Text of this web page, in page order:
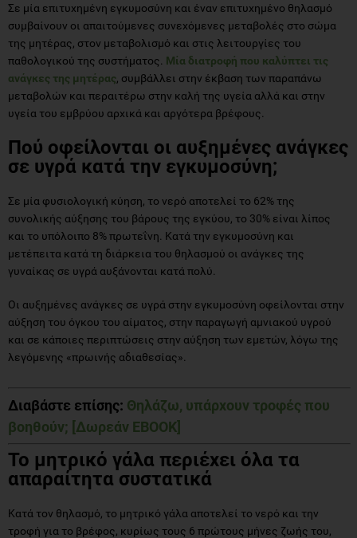
Σε μία επιτυχημένη εγκυμοσύνη και έναν επιτυχημένο θηλασμό
συμβαίνουν οι απαιτούμενες συνεχόμενες μεταβολές στο σώμα
της μητέρας, στον μεταβολισμό και στις λειτουργίες του
παθολογικού της συστήματος. Μία διατροφή που καλύπτει τις
ανάγκες της μητέρας, συμβάλλει στην έκβαση των παραπάνω
μεταβολών και περαιτέρω στην καλή της υγεία αλλά και στην
υγεία του εμβρύου αρχικά και αργότερα βρέφους.
Πού οφείλονται οι αυξημένες ανάγκες
σε υγρά κατά την εγκυμοσύνη;
Σε μία φυσιολογική κύηση, το νερό αποτελεί το 62% της
συνολικής αύξησης του βάρους της εγκύου, το 30% είναι λίπος
και το υπόλοιπο 8% πρωτεΐνη. Κατά την εγκυμοσύνη και
μετέπειτα κατά τη διάρκεια του θηλασμού οι ανάγκες της
γυναίκας σε υγρά αυξάνονται κατά πολύ.
Οι αυξημένες ανάγκες σε υγρά στην εγκυμοσύνη οφείλονται στην
αύξηση του όγκου του αίματος, στην παραγωγή αμνιακού υγρού
και σε κάποιες περιπτώσεις στην αύξηση των εμετών, λόγω της
λεγόμενης «πρωινής αδιαθεσίας».
Διαβάστε επίσης: Θηλάζω, υπάρχουν τροφές που
βοηθούν; [Δωρεάν EBOOK]
Το μητρικό γάλα περιέχει όλα τα
απαραίτητα συστατικά
Κατά τον θηλασμό, το μητρικό γάλα αποτελεί το νερό και την
τροφή για το βρέφος, κυρίως τους 6 πρώτους μήνες ζωής του,